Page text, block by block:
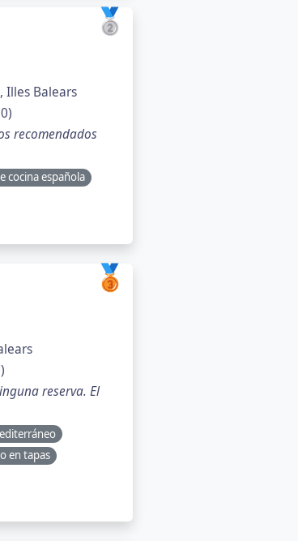
🥈
Illes Balears
recomendados
cocina española
🥉
reserva. El
en tapas